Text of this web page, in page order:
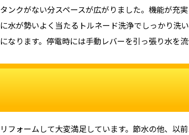
タンクがない分スペースが広がりました。機能が充
に水が勢いよく当たるトルネード洗浄でしっかり洗
になります。停電時には手動レバーを引っ張り水を流
リフォームして大変満足しています。節水の他、以